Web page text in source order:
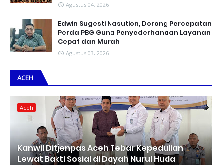
Agustus 04, 2026
Edwin Sugesti Nasution, Dorong Percepatan
Perda PBG Guna Penyederhanaan Layanan
Cepat dan Murah
Agustus 03, 2026
ACEH
Aceh
Kanwil Ditjenpas Aceh Tebar Kepedulian
Lewat Bakti Sosial di Dayah Nurul Huda